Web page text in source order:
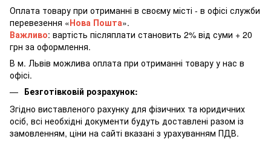
Оплата товару при отриманні в своєму місті - в офісі служби
перевезення «Нова Пошта».
Важливо: вартість післяплати становить 2% від суми + 20
грн за оформлення.
В м. Львів можлива оплата при отриманні товару у нас в
офісі.
Безготівковій розрахунок:
Згідно виставленого рахунку для фізичних та юридичних
осіб, всі необхідні документи будуть доставлені разом із
замовленням, ціни на сайті вказані з урахуванням ПДВ.